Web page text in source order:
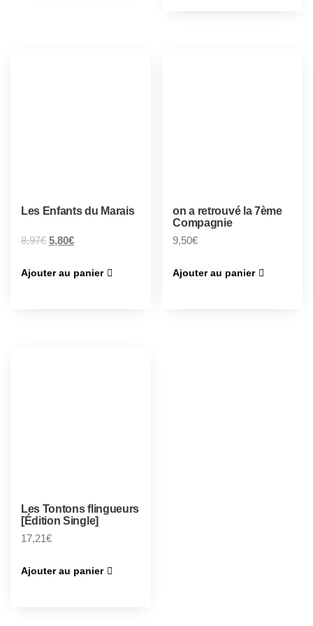
Les Enfants du Marais
8,97€ 5,80€
Ajouter au panier
on a retrouvé la 7ème
Compagnie
9,50€
Ajouter au panier
Les Tontons flingueurs
[Édition Single]
17,21€
Ajouter au panier